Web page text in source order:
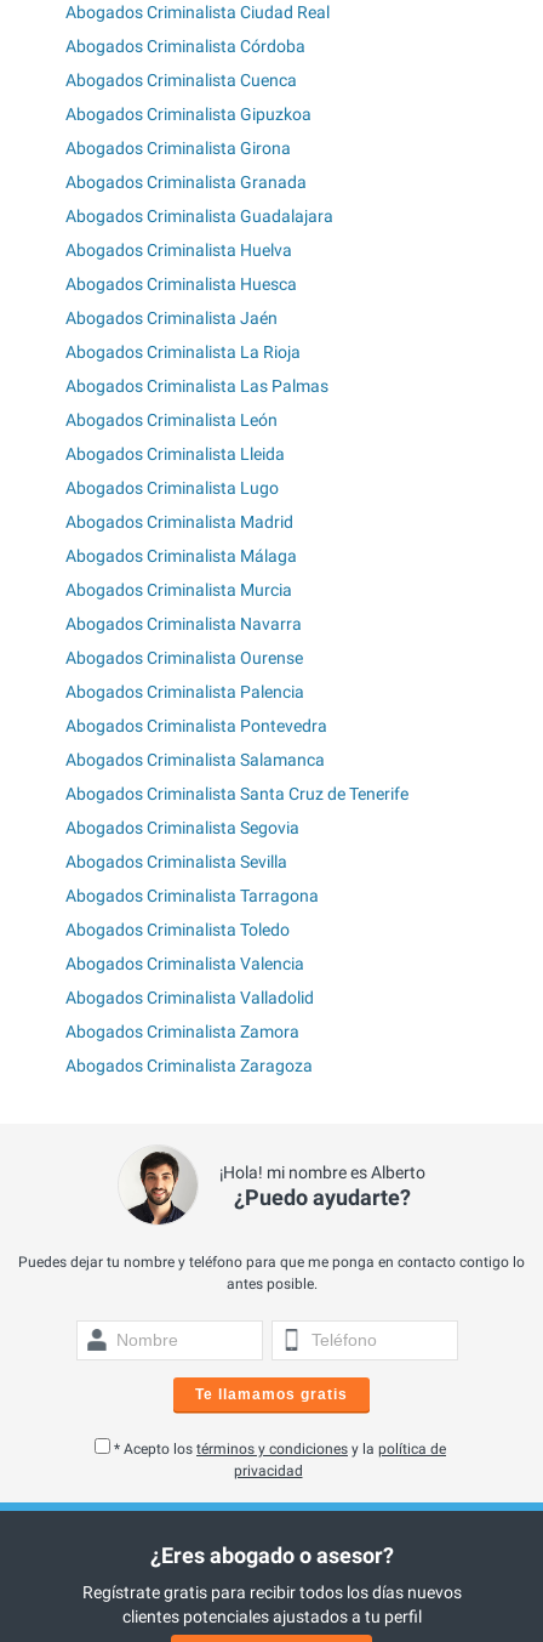
Abogados Criminalista Ciudad Real
Abogados Criminalista Córdoba
Abogados Criminalista Cuenca
Abogados Criminalista Gipuzkoa
Abogados Criminalista Girona
Abogados Criminalista Granada
Abogados Criminalista Guadalajara
Abogados Criminalista Huelva
Abogados Criminalista Huesca
Abogados Criminalista Jaén
Abogados Criminalista La Rioja
Abogados Criminalista Las Palmas
Abogados Criminalista León
Abogados Criminalista Lleida
Abogados Criminalista Lugo
Abogados Criminalista Madrid
Abogados Criminalista Málaga
Abogados Criminalista Murcia
Abogados Criminalista Navarra
Abogados Criminalista Ourense
Abogados Criminalista Palencia
Abogados Criminalista Pontevedra
Abogados Criminalista Salamanca
Abogados Criminalista Santa Cruz de Tenerife
Abogados Criminalista Segovia
Abogados Criminalista Sevilla
Abogados Criminalista Tarragona
Abogados Criminalista Toledo
Abogados Criminalista Valencia
Abogados Criminalista Valladolid
Abogados Criminalista Zamora
Abogados Criminalista Zaragoza
¡Hola! mi nombre es Alberto
¿Puedo ayudarte?
Puedes dejar tu nombre y teléfono para que me ponga en contacto contigo lo
antes posible.
Te llamamos gratis
* Acepto los términos y condiciones y la política de
privacidad
¿Eres abogado o asesor?
Regístrate gratis para recibir todos los días nuevos
clientes potenciales ajustados a tu perfil